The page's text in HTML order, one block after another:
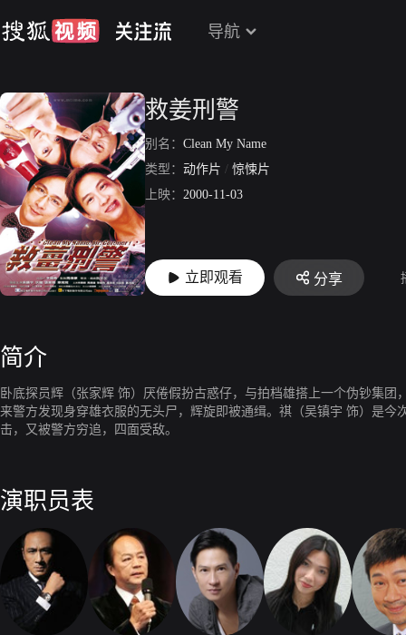
导航
救姜刑警
别名： Clean My Name
类型： 动作片 / 惊悚片
上映： 2000-11-03
立即观看 分享
简介
卧底探员辉（张家辉 饰）厌倦假扮古惑仔，与拍档雄搭上一个伪钞集
来警方发现身穿雄衣服的无头尸，辉旋即被通缉。祺（吴镇宇 饰）是
击，又被警方穷追，四面受敌。
演职员表